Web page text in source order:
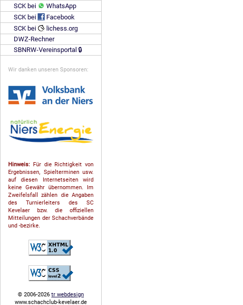
SCK bei
WhatsApp
SCK bei
Facebook
SCK bei
lichess.org
DWZ-Rechner
SBNRW-Vereinsportal 🔒
Wir danken unseren Sponsoren:
Hinweis: Für die Richtigkeit von
Ergebnissen, Spielterminen usw.
auf diesen Internetseiten wird
keine Gewähr übernommen. Im
Zweifelsfall zählen die Angaben
des Turnierleiters des SC
Kevelaer bzw. die offiziellen
Mitteilungen der Schach­ver­bände
und -bezirke.
© 2006-2026 tr webdesign
www.schachclub-kevelaer.de